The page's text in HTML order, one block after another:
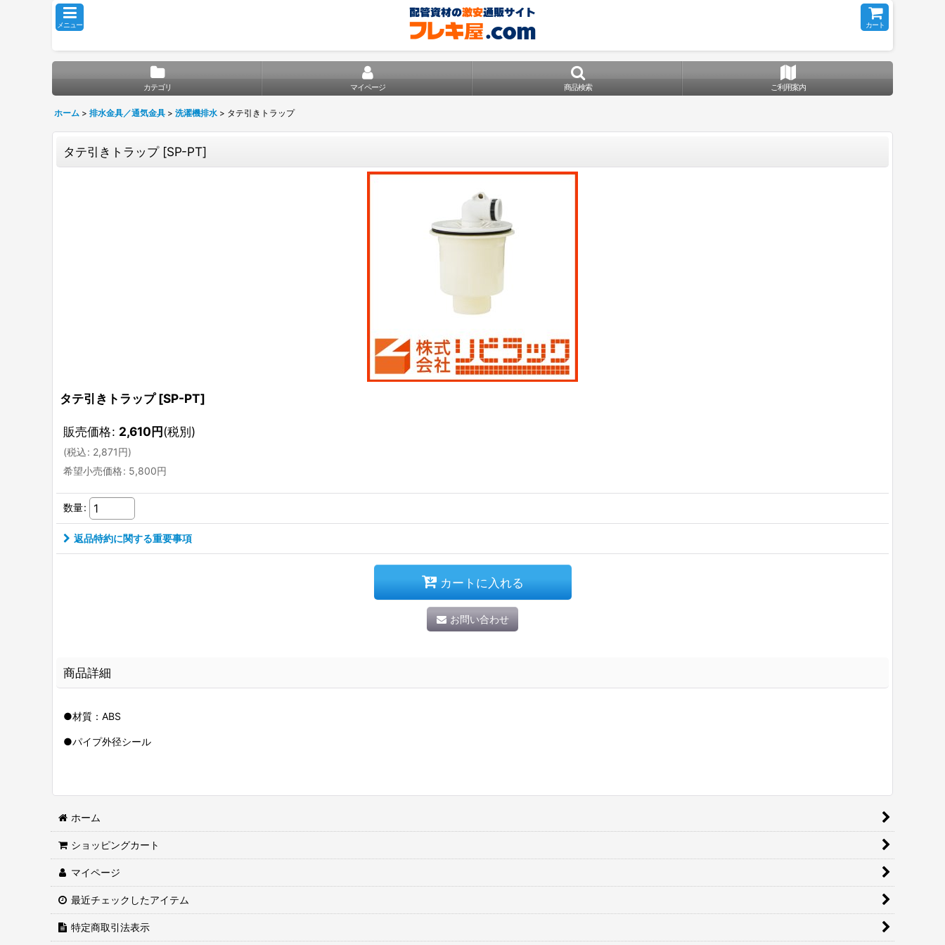
メニュー カート
カテゴリ マイページ 商品検索 ご利用案内
ホーム > 排水金具／通気金具 > 洗濯機排水 > タテ引きトラップ
タテ引きトラップ [SP-PT]
タテ引きトラップ [SP-PT]
販売価格: 2,610円(税別)
(税込: 2,871円)
希望小売価格: 5,800円
数量:
返品特約に関する重要事項
カートに入れる
お問い合わせ
商品詳細
●材質：ABS
●パイプ外径シール
ホーム
ショッピングカート
マイページ
最近チェックしたアイテム
特定商取引法表示